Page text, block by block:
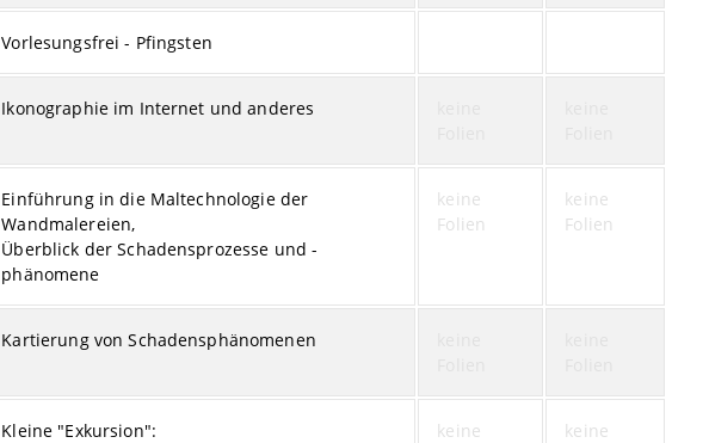
Vorlesungsfrei - Pfingsten
Ikonographie im Internet und anderes
Einführung in die Maltechnologie der
Wandmalereien,
Überblick der Schadensprozesse und -
phänomene
keine
Folien
keine
Folien
Kartierung von Schadensphänomenen
Kleine "Exkursion":
keine
keine